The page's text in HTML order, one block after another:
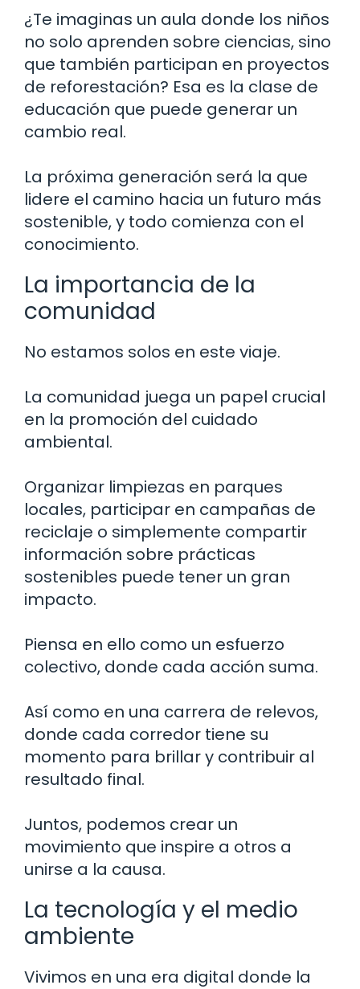
¿Te imaginas un aula donde los niños
no solo aprenden sobre ciencias, sino
que también participan en proyectos
de reforestación? Esa es la clase de
educación que puede generar un
cambio real.
La próxima generación será la que
lidere el camino hacia un futuro más
sostenible, y todo comienza con el
conocimiento.
La importancia de la
comunidad
No estamos solos en este viaje.
La comunidad juega un papel crucial
en la promoción del cuidado
ambiental.
Organizar limpiezas en parques
locales, participar en campañas de
reciclaje o simplemente compartir
información sobre prácticas
sostenibles puede tener un gran
impacto.
Piensa en ello como un esfuerzo
colectivo, donde cada acción suma.
Así como en una carrera de relevos,
donde cada corredor tiene su
momento para brillar y contribuir al
resultado final.
Juntos, podemos crear un
movimiento que inspire a otros a
unirse a la causa.
La tecnología y el medio
ambiente
Vivimos en una era digital donde la